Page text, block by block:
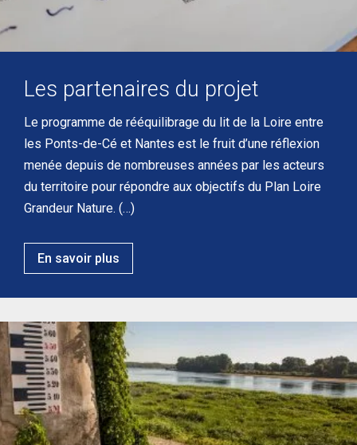
Les partenaires du projet
Le programme de rééquilibrage du lit de la Loire entre
les Ponts-de-Cé et Nantes est le fruit d’une réflexion
menée depuis de nombreuses années par les acteurs
du territoire pour répondre aux objectifs du Plan Loire
Grandeur Nature. (…)
En savoir plus